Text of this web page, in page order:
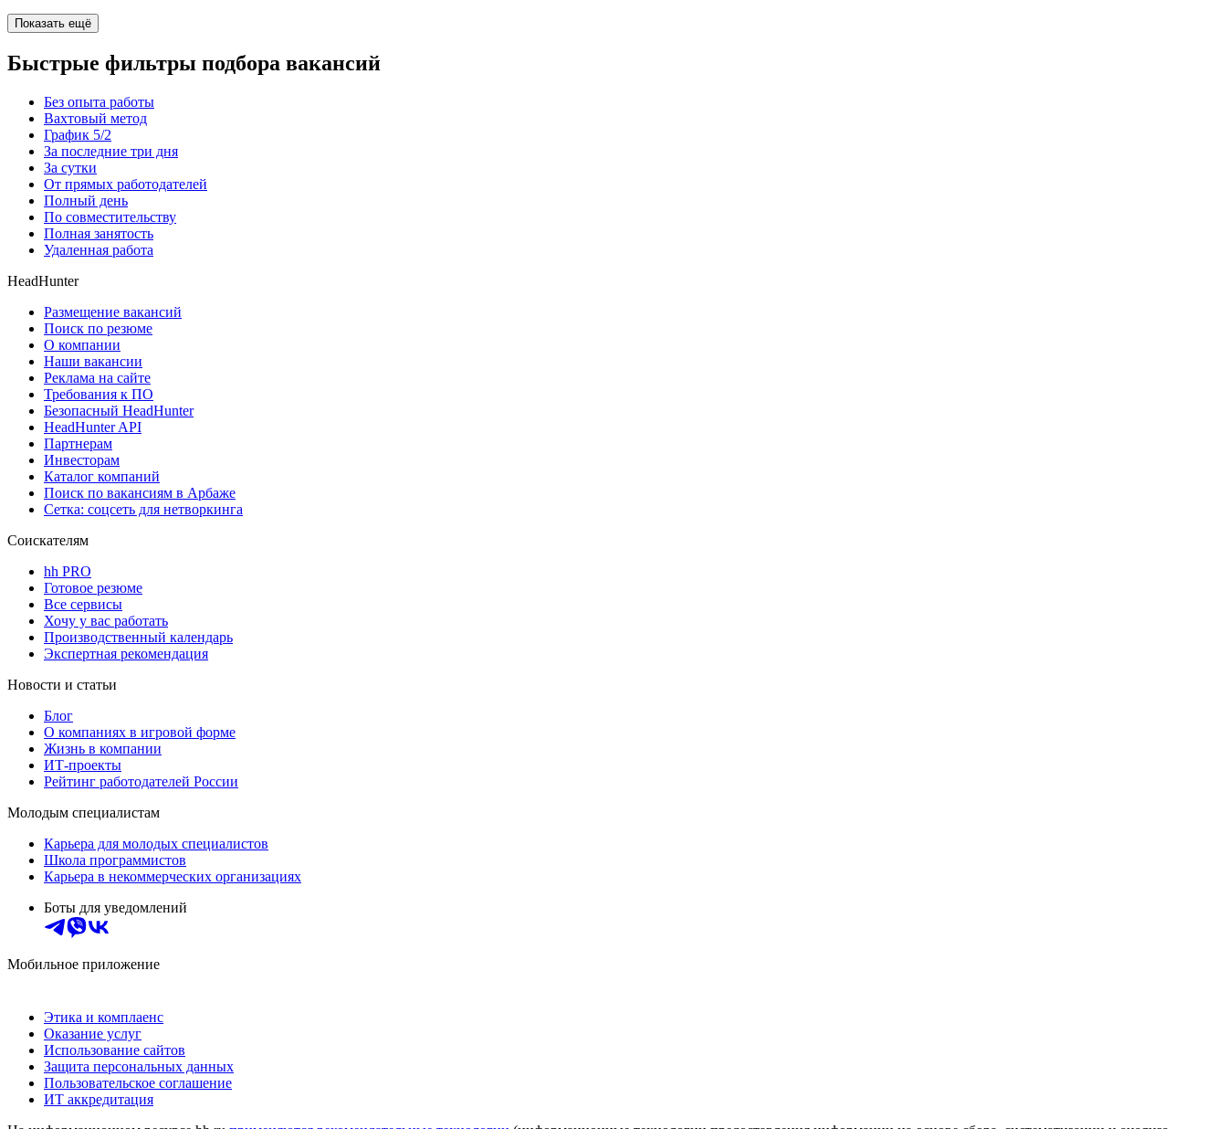
Показать ещё
Быстрые фильтры подбора вакансий
Без опыта работы
Вахтовый метод
График 5/2
За последние три дня
За сутки
От прямых работодателей
Полный день
По совместительству
Полная занятость
Удаленная работа
HeadHunter
Размещение вакансий
Поиск по резюме
О компании
Наши вакансии
Реклама на сайте
Требования к ПО
Безопасный HeadHunter
HeadHunter API
Партнерам
Инвесторам
Каталог компаний
Поиск по вакансиям в Арбаже
Сетка: соцсеть для нетворкинга
Соискателям
hh PRO
Готовое резюме
Все сервисы
Хочу у вас работать
Производственный календарь
Экспертная рекомендация
Новости и статьи
Блог
О компаниях в игровой форме
Жизнь в компании
ИТ-проекты
Рейтинг работодателей России
Молодым специалистам
Карьера для молодых специалистов
Школа программистов
Карьера в некоммерческих организациях
Боты для уведомлений
Мобильное приложение
Этика и комплаенс
Оказание услуг
Использование сайтов
Защита персональных данных
Пользовательское соглашение
ИТ аккредитация